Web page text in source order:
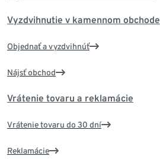
Vyzdvihnutie v kamennom obchode
Objednať a vyzdvihnúť
Nájsť obchod
Vrátenie tovaru a reklamácie
Vrátenie tovaru do 30 dní
Reklamácie